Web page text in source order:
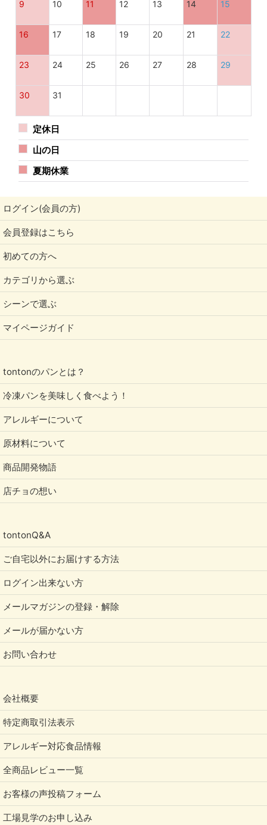
9 10 11 12 13 14 15
16 17 18 19 20 21 22
23 24 25 26 27 28 29
30 31
定休日
山の日
夏期休業
ログイン(会員の方)
会員登録はこちら
初めての方へ
カテゴリから選ぶ
シーンで選ぶ
マイページガイド
tontonのパンとは？
冷凍パンを美味しく食べよう！
アレルギーについて
原材料について
商品開発物語
店チョの想い
tontonQ&A
ご自宅以外にお届けする方法
ログイン出来ない方
メールマガジンの登録・解除
メールが届かない方
お問い合わせ
会社概要
特定商取引法表示
アレルギー対応食品情報
全商品レビュー一覧
お客様の声投稿フォーム
工場見学のお申し込み